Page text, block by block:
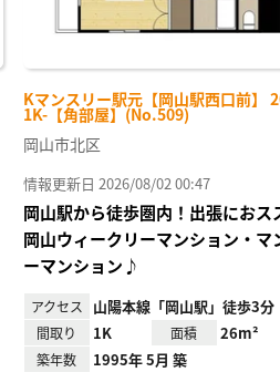
Kマンスリー駅元【岡山駅西口前】
1K-【角部屋】(No.509)
岡山市北区
情報更新日 2026/08/02 00:47
岡山駅から徒歩圏内！出張にお
岡山ウィークリーマンション・マ
ーマンション♪
アクセス 山陽本線「岡山駅」徒歩3分
間取り 1K 面積 26m²
築年数 1995年 5月 築